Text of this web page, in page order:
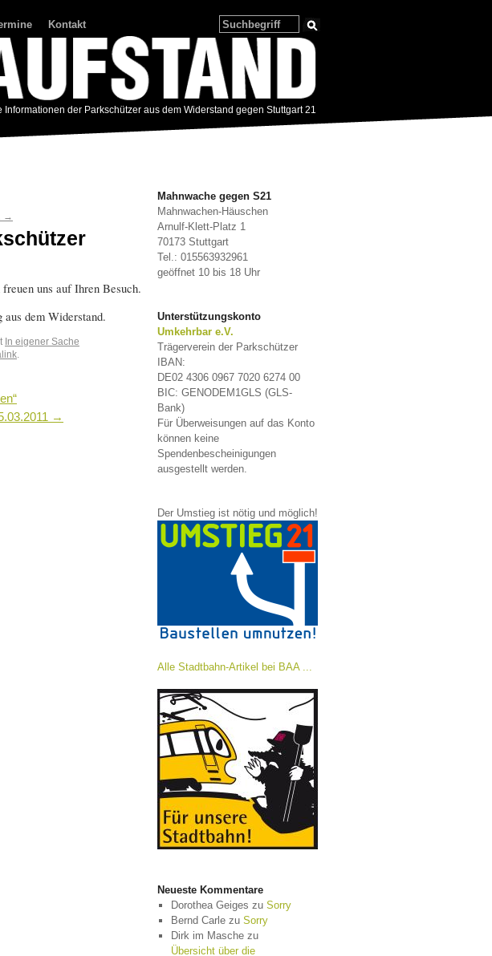
Kontakt
Informationen der Parkschützer aus dem Widerstand gegen Stuttgart 21
→
uns auf Ihren Besuch.
dem Widerstand.
In eigener Sache
→
Mahnwache gegen S21
Mahnwachen-Häuschen
Arnulf-Klett-Platz 1
70173 Stuttgart
Tel.: 015563932961
geöffnet 10 bis 18 Uhr
Unterstützungskonto
Umkehrbar e.V.
Trägerverein der Parkschützer
IBAN:
DE02 4306 0967 7020 6274 00
BIC: GENODEM1GLS (GLS-
Bank)
Für Überweisungen auf das Konto
können keine
Spendenbescheinigungen
ausgestellt werden.
Der Umstieg ist nötig und möglich!
Alle Stadtbahn-Artikel bei BAA ...
Neueste Kommentare
Dorothea Geiges zu Sorry
Bernd Carlezu Sorry
Dirk im Maschezu
Übersicht über die